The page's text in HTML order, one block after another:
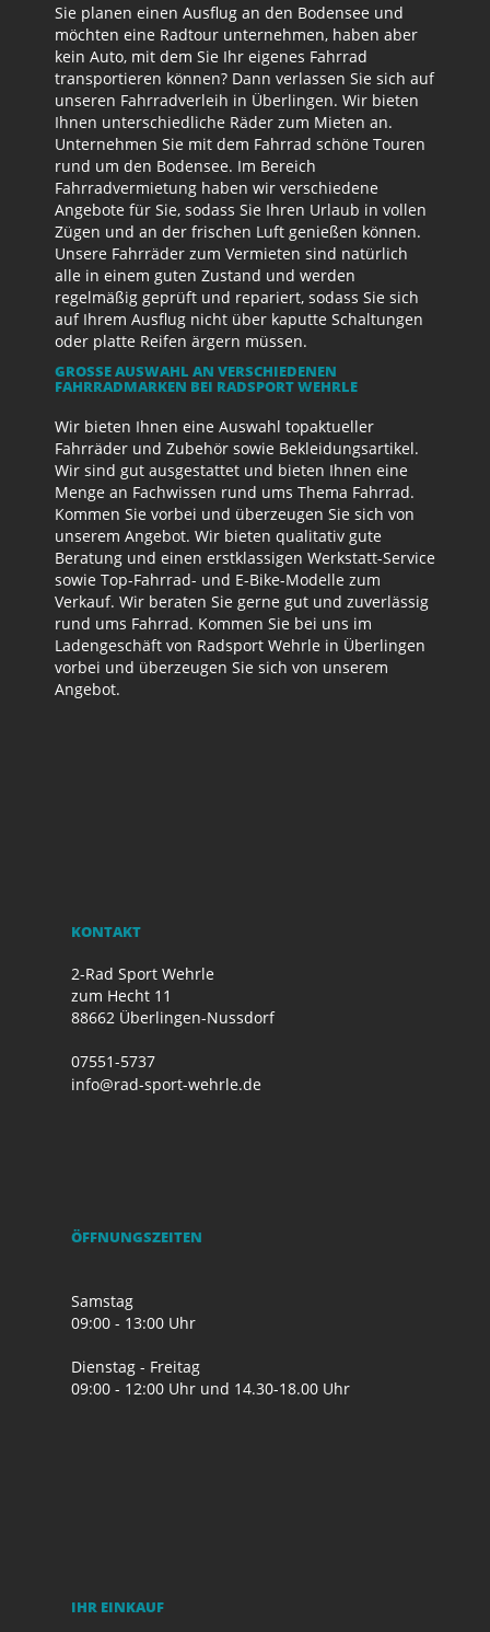
Sie planen einen Ausflug an den Bodensee und
möchten eine Radtour unternehmen, haben aber
kein Auto, mit dem Sie Ihr eigenes Fahrrad
transportieren können? Dann verlassen Sie sich auf
unseren Fahrradverleih in Überlingen. Wir bieten
Ihnen unterschiedliche Räder zum Mieten an.
Unternehmen Sie mit dem Fahrrad schöne Touren
rund um den Bodensee. Im Bereich
Fahrradvermietung haben wir verschiedene
Angebote für Sie, sodass Sie Ihren Urlaub in vollen
Zügen und an der frischen Luft genießen können.
Unsere Fahrräder zum Vermieten sind natürlich
alle in einem guten Zustand und werden
regelmäßig geprüft und repariert, sodass Sie sich
auf Ihrem Ausflug nicht über kaputte Schaltungen
oder platte Reifen ärgern müssen.
GROSSE AUSWAHL AN VERSCHIEDENEN F
AHRRADMARKEN BEI RADSPORT WEHRLE
Wir bieten Ihnen eine Auswahl topaktueller
Fahrräder und Zubehör sowie Bekleidungsartikel.
Wir sind gut ausgestattet und bieten Ihnen eine
Menge an Fachwissen rund ums Thema Fahrrad.
Kommen Sie vorbei und überzeugen Sie sich von
unserem Angebot. Wir bieten qualitativ gute
Beratung und einen erstklassigen Werkstatt-Service
sowie Top-Fahrrad- und E-Bike-Modelle zum
Verkauf. Wir beraten Sie gerne gut und zuverlässig
rund ums Fahrrad. Kommen Sie bei uns im
Ladengeschäft von Radsport Wehrle in Überlingen
vorbei und überzeugen Sie sich von unserem
Angebot.
KONTAKT
2-Rad Sport Wehrle
zum Hecht 11
88662 Überlingen-Nussdorf
07551-5737
info@rad-sport-wehrle.de
ÖFFNUNGSZEITEN
Samstag
09:00 - 13:00 Uhr
Dienstag - Freitag
09:00 - 12:00 Uhr und 14.30-18.00 Uhr
IHR EINKAUF